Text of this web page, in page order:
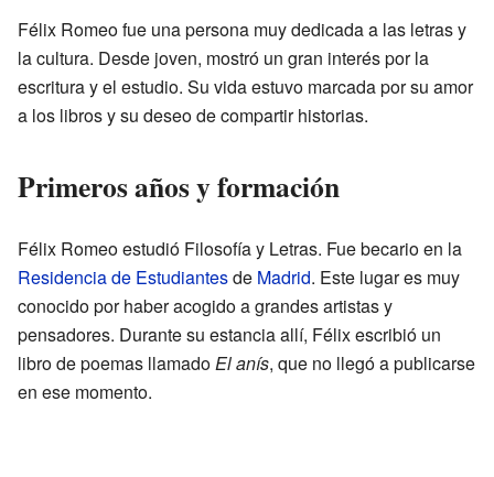
Félix Romeo fue una persona muy dedicada a las letras y
la cultura. Desde joven, mostró un gran interés por la
escritura y el estudio. Su vida estuvo marcada por su amor
a los libros y su deseo de compartir historias.
Primeros años y formación
Félix Romeo estudió Filosofía y Letras. Fue becario en la
Residencia de Estudiantesde Madrid. Este lugar es muy
conocido por haber acogido a grandes artistas y
pensadores. Durante su estancia allí, Félix escribió un
libro de poemas llamadoEl anís, que no llegó a publicarse
en ese momento.